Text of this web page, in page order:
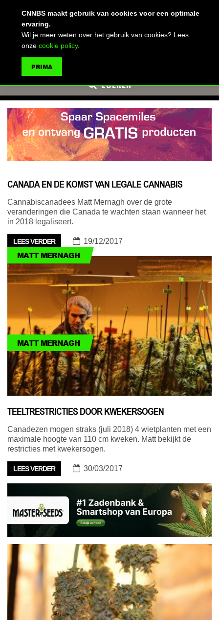
ZOEKEN
MATT MERNAGH
CANADA EN DE KOMST VAN LEGALE CANNABIS
Cannabiscanadees Matt Mernagh over de grote
veranderingen die Canada te wachten staan wanneer het
in 2018 legaliseert.
LEES VERDER 19/12/2017
MATT MERNAGH
TEELTRESTRICTIES DOOR KWEKERSOGEN
Canadezen mogen straks (juli 2018) 4 wietplanten met een
maximale hoogte van 110 cm kweken. Matt bekijkt de
restricties met kwekersogen.
LEES VERDER 30/03/2017
CNNBS maakt gebruik van cookies voor een optimale
ervaring.
Wil je meer weten over het gebruik van cookies? Lees
onze cookie policy.
PRIMA